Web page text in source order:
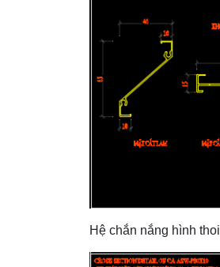
Hệ chắn nắng hình thoi